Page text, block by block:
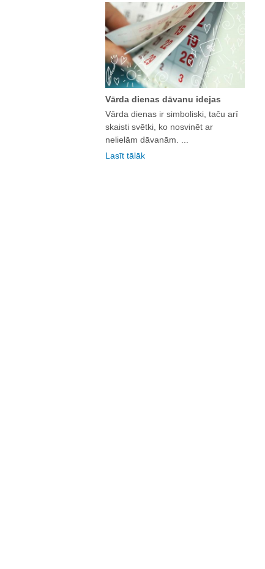
Vārda dienas dāvanu idejas
Vārda dienas ir simboliski, taču arī
skaisti svētki, ko nosvinēt ar
nelielām dāvanām. ...
Lasīt tālāk